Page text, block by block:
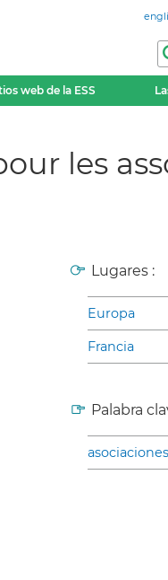
web de la ESS
les
Lugares :
Europa
Francia
Palabra
asociaciones